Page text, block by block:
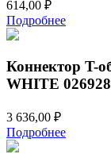
614,00 ₽
Подробнее
Коннектор T-
WHITE 026928
3 636,00 ₽
Подробнее